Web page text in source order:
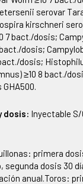
serovar
kirschneri
7 bact./dosis;
dosis;
dosis;
≥10 8 bact./
dosis: Inyectable
primera
segunda dosis 30
anual.Toros: